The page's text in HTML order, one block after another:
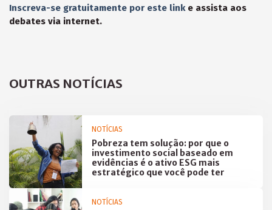
Inscreva-se gratuitamente por este linke assista aos
debates via internet.
OUTRAS NOTÍCIAS
NOTÍCIAS
Pobreza tem solução: por que o
investimento social baseado em
evidências é o ativo ESG mais
estratégico que você pode ter
NOTÍCIAS